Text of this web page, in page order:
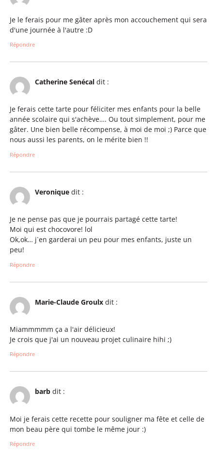
Je le ferais pour me gâter après mon accouchement qui sera
d'une journée à l'autre :D
Répondre
Catherine Senécal dit :
Je ferais cette tarte pour féliciter mes enfants pour la belle
année scolaire qui s'achève…. Ou tout simplement, pour me
gâter. Une bien belle récompense, à moi de moi ;) Parce que
nous aussi les parents, on le mérite bien !!
Répondre
Veronique dit :
Je ne pense pas que je pourrais partagé cette tarte!
Moi qui est chocovore! lol
Ok,ok… j`en garderai un peu pour mes enfants, juste un
peu!
Répondre
Marie-Claude Groulx dit :
Miammmmm ça a l'air délicieux!
Je crois que j'ai un nouveau projet culinaire hihi ;)
Répondre
barb dit :
Moi je ferais cette recette pour souligner ma fête et celle de
mon beau père qui tombe le même jour :)
Répondre